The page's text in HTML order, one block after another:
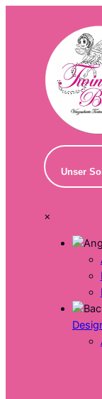
Unser
×